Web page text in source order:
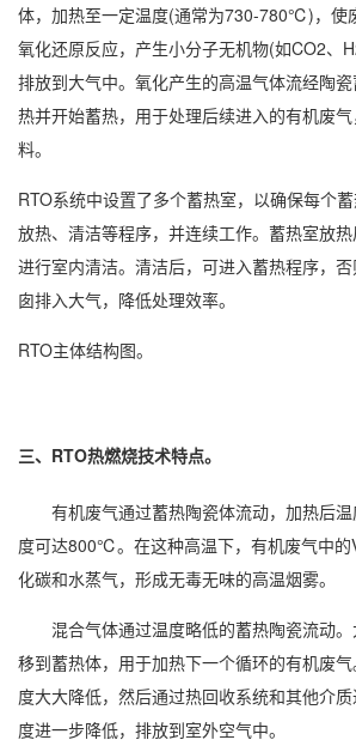
体，加热至一定温度(通常为730-780℃)，使
氧化还原反应，产生小分子无机物(如CO2、
排放到大气中。氧化产生的高温气体流经陶
热并开始蓄热，用于处理后续进入的有机废
料。
RTO系统中设置了多个蓄热室，以确保每个蓄
放热、清洁等程序，并连续工作。蓄热室放
进行室内清洁。清洁后，可进入蓄热程序，
囱排入大气，降低处理效率。
RTO主体结构图。
三、RTO热燃烧技术特点。
有机废气通过蓄热陶瓷体流动，加热后
度可达800℃。在这种高温下，有机废气中的
化碳和水蒸气，形成无毒无味的高温烟雾。
混合气体通过温度略低的蓄热陶瓷流动
移到蓄热体，用于加热下一个循环的有机废
度大大降低，然后通过热回收系统和其他介
度进一步降低，排放到室外空气中。